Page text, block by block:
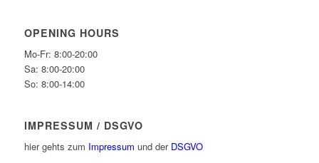
OPENING HOURS
Mo-Fr: 8:00-20:00
Sa: 8:00-20:00
So: 8:00-14:00
IMPRESSUM / DSGVO
hier gehts zum Impressum und der DSGVO